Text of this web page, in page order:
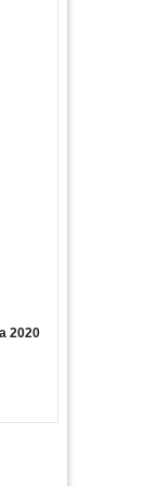
2020